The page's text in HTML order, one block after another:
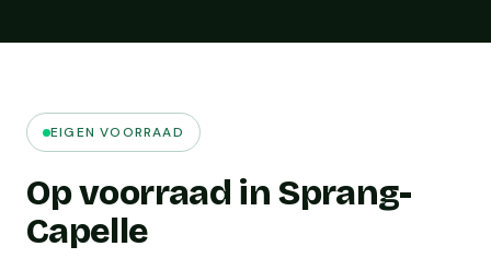
EIGEN VOORRAAD
Op voorraad in Sprang-
Capelle